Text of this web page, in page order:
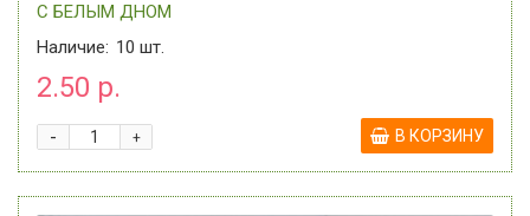
C БЕЛЫМ ДНОМ
Наличие: 10 шт.
2.50 р.
+
- В КОРЗИНУ